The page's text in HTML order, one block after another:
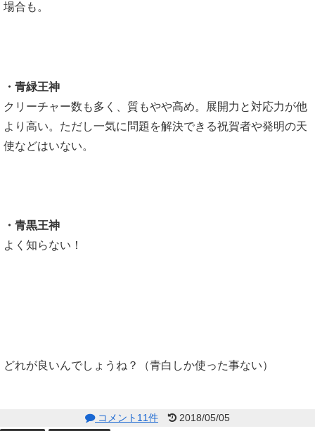
場合も。
・青緑王神
クリーチャー数も多く、質もやや高め。展開力と対応力が他
より高い。ただし一気に問題を解決できる祝賀者や発明の天
使などはいない。
・青黒王神
よく知らない！
どれが良いんでしょうね？（青白しか使った事ない）
コメント11件 2018/05/05